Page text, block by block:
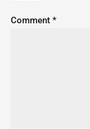
Comment *